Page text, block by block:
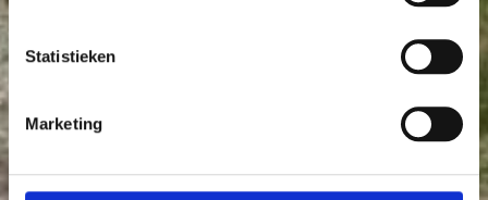
Statistieken
Marketing